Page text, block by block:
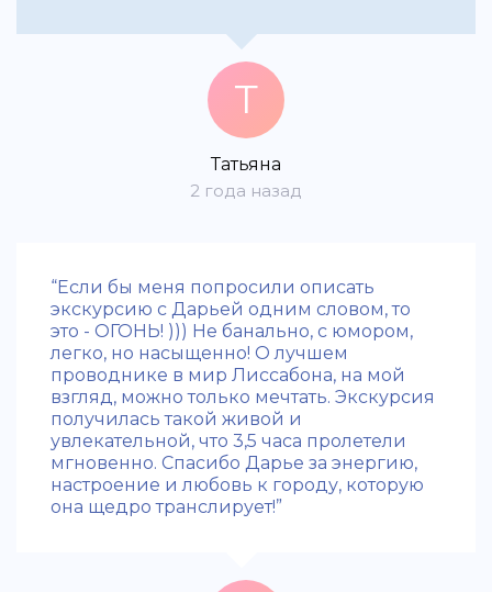
Т
Татьяна
2 года назад
“Если бы меня попросили описать
экскурсию с Дарьей одним словом, то
это - ОГОНЬ! ))) Не банально, с юмором,
легко, но насыщенно! О лучшем
проводнике в мир Лиссабона, на мой
взгляд, можно только мечтать. Экскурсия
получилась такой живой и
увлекательной, что 3,5 часа пролетели
мгновенно. Спасибо Дарье за энергию,
настроение и любовь к городу, которую
она щедро транслирует!”